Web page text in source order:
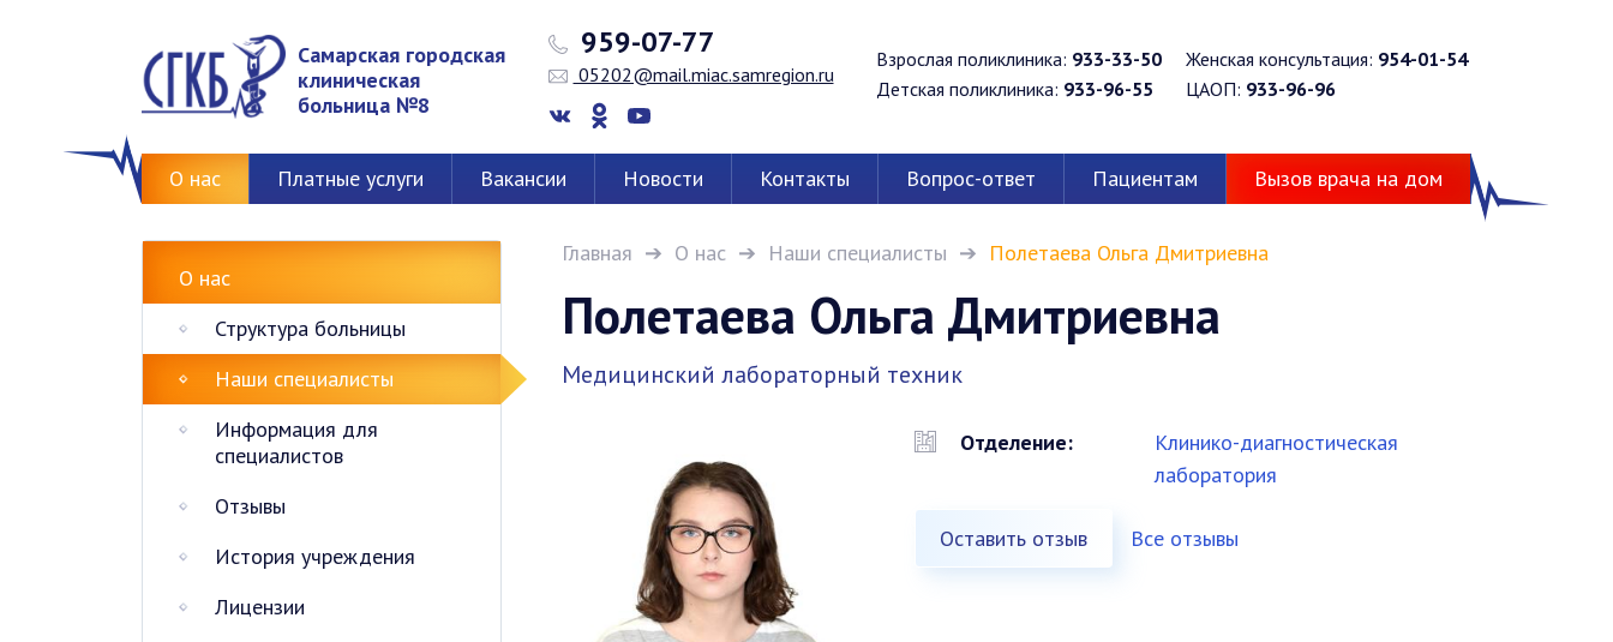
Самарская городская
клиническая
больница №8
959-07-77
05202@mail.miac.samregion.ru
Взрослая поликлиника: 933-33-50
Детская поликлиника: 933-96-55
Женская консультация: 954-01-54
ЦАОП: 933-96-96
О нас Платные услуги Вакансии Новости Контакты Вопрос-ответ Пациентам Вызов врача на дом
О нас
Структура больницы
Наши специалисты
Информация для
специалистов
Отзывы
История учреждения
Лицензии
Главная О нас Наши специалисты Полетаева Ольга Дмитриевна
Полетаева Ольга Дмитриевна
Медицинский лабораторный техник
Отделение:
Клинико-диагностическая
лаборатория
Оставить отзыв Все отзывы